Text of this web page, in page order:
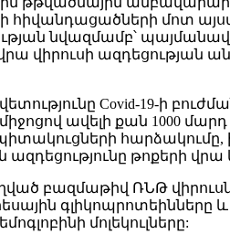
հիվանդացածների մոտ
նվազմամբ՝
վիրուսի ազդեցության
Covid-19-ի
ավելի քան 1000 մարդ
ազդեցությունը թոքերի
բազմաթիվ ՌՆԹ
գլիկոպրոտեինները
մոլեկուլները: